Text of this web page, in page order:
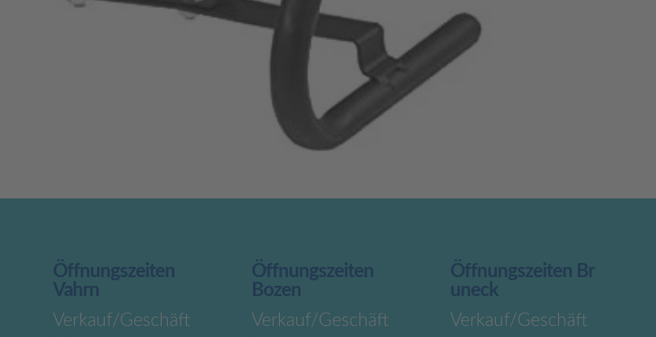
Öffnungszeiten
Vahrn
Verkauf/Geschäft
Öffnungszeiten
Bozen
Verkauf/Geschäft
Öffnungszeiten Br
uneck
Verkauf/Geschäft